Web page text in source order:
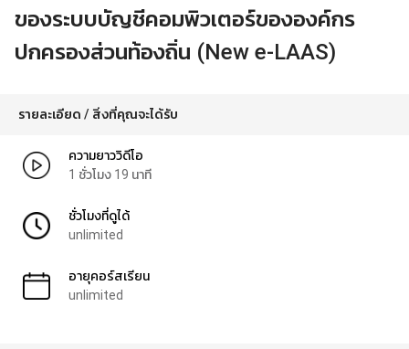
ของระบบบัญชีคอมพิวเตอร์ขององค์กร
ปกครองส่วนท้องถิ่น (New e-LAAS)
รายละเอียด / สิ่งที่คุณจะได้รับ
ความยาววิดีโอ
1 ชั่วโมง 19 นาที
ชั่วโมงที่ดูได้
unlimited
อายุคอร์สเรียน
unlimited